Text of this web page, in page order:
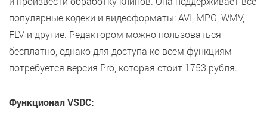
популярные кодеки и видеоформаты: AVI, MPG, WMV,
FLV и другие. Редактором можно пользоваться
бесплатно, однако для доступа ко всем функциям
потребуется версия Pro, которая стоит 1753 рубля.
Функционал VSDC: